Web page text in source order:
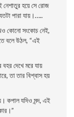
হয়ে সে রােজ
পারা যায়।…..
কোনাে সংকোচ নেই,
বলে উঠল, “এই
বহর দেখে মরে যায়
তা তার বিশ্বাস হয়
কপাল যদিও মন্দ, এই